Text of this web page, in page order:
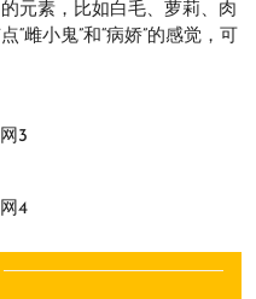
元素，比如白毛、萝莉、肉
雌小鬼”和“病娇”的感觉，可